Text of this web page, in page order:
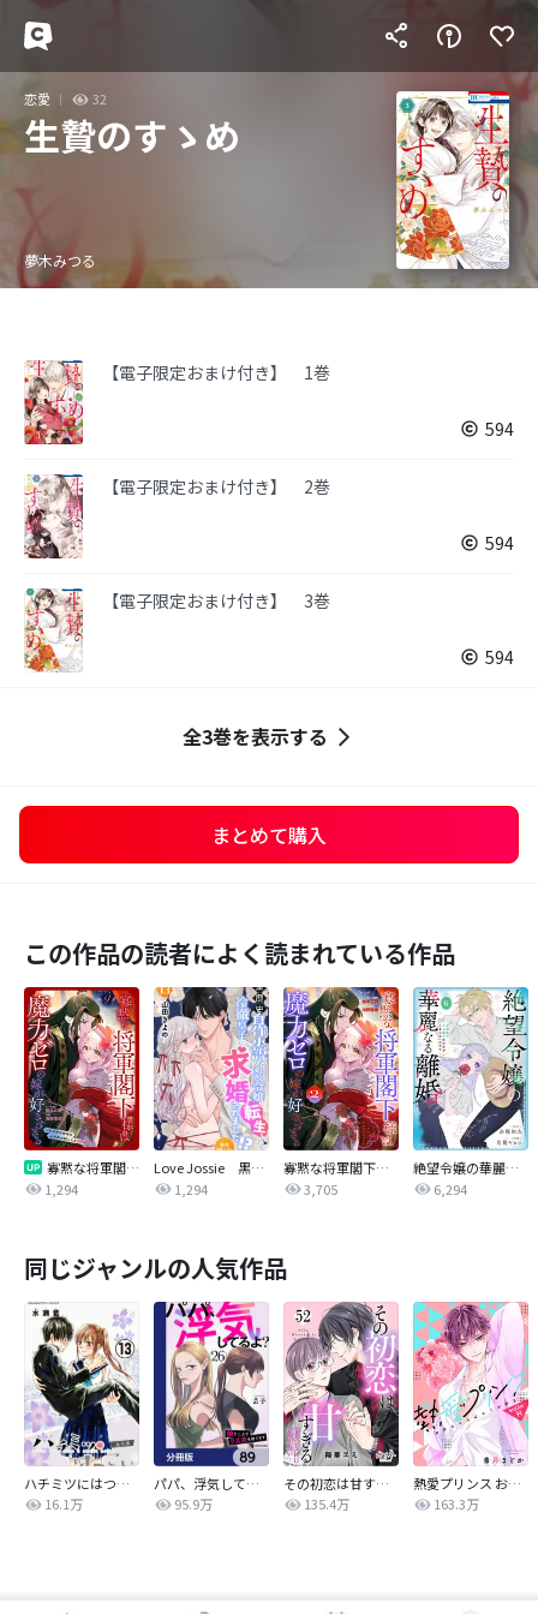
恋愛 32
生贄のすゝめ
夢木みつる
【電子限定おまけ付き】 1巻
594
【電子限定おまけ付き】 2巻
594
【電子限定おまけ付き】 3巻
594
全3巻を表示する
まとめて購入
この作品の読者によく読まれている作品
寡黙な将軍閣下様は魔力ゼロの嫁が好きすぎる～なぜか旦那様の心の声が聞こえます！？～［1話売り］
1,294
Love Jossie 黒歴史自作小説の追放令嬢に転生したら冷徹皇子に求婚されました！？
1,294
寡黙な将軍閣下様は魔力ゼロの嫁が好きすぎる～なぜか旦那様の心の声が聞こえます！？～
3,705
絶望令嬢の華麗なる離婚～幼馴染の大公閣下の溺愛が止まらないのです～
6,294
同じジャンルの人気作品
ハチミツにはつこい
16.1万
パパ、浮気してるよ？娘と二人でクズ夫を捨てます【分冊版】
95.9万
その初恋は甘すぎる～恋愛処女には刺激が強い～
135.4万
熱愛プリンス お兄ちゃんはキミが好き
163.3万